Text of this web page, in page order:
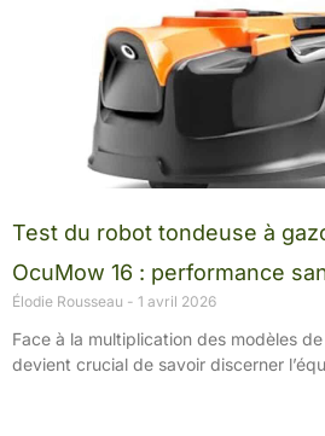
Test du robot tondeuse à
OcuMow 16 : performance
Élodie Rousseau 1 avril 2026
Face à la multiplication des modèles
devient crucial de savoir discerner